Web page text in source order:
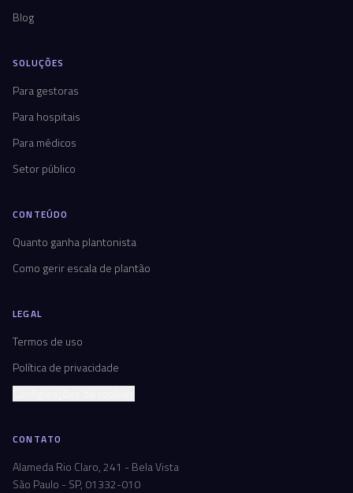
Blog
SOLUÇÕES
Para gestoras
Para hospitais
Para médicos
Setor público
CONTEÚDO
Quanto ganha plantonista
Como gerir escala de plantão
LEGAL
Termos de uso
Política de privacidade
CONTATO
Alameda Rio Claro, 241 - Bela Vista
São Paulo - SP, 01332-010